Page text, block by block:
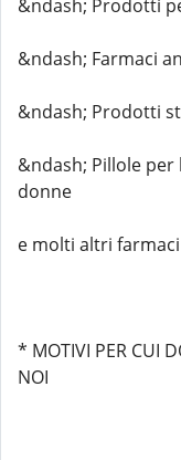
&ndash; Prodotti
&ndash; Farmaci
&ndash; Prodotti
&ndash; Pillole
donne
e molti altri
* MOTIVI PER CUI
NOI